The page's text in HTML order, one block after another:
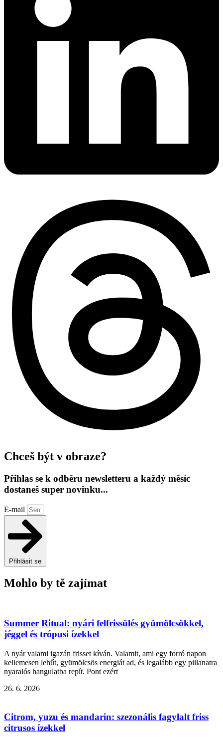
Chceš být v obraze?
Přihlas se k odběru newsletteru a každý měsíc
dostaneš super novinku...
E-mail
Přihlásit se
Mohlo by tě zajímat
Summer Ritual: nyári felfrissülés gyümölcsökkel,
jéggel és trópusi ízekkel
A nyár valami igazán frisset kíván. Valamit, ami egy forró napon
kellemesen lehűt, gyümölcsös energiát ad, és legalább egy pillanatra
nyaralós hangulatba repít. Pont ezért
26. 6. 2026
Citrom, yuzu és mandarin: szezonális fagylalt friss
citrusos ízekkel